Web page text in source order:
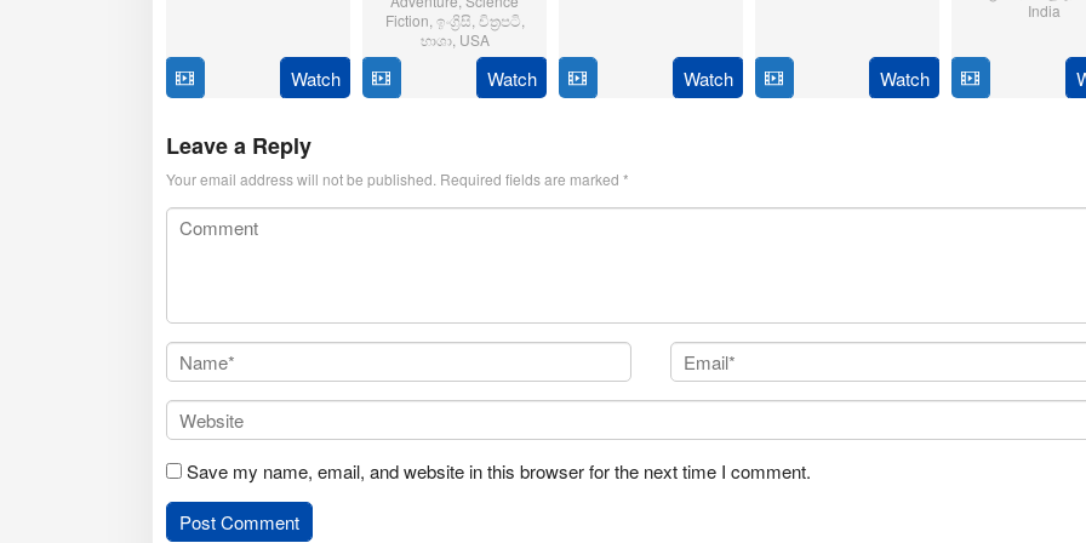
Watch
Fiction ඉංග්‍රිසි චිත්‍රපටි
භාශා, USA
Jul
Matt
Shakman
Watch Watch
Feb
2025
Thirumeni
Watch
India
2025
Anil
Leave a Reply
Your email address will not be published. Required fields are marked *
Save my name, email, and website in this browser for the next time I comment.